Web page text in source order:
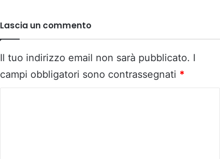
Lascia un commento
Il tuo indirizzo email non sarà pubblicato. I
campi obbligatori sono contrassegnati *